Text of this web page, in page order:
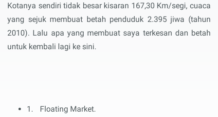
Kotanya sendiri tidak besar kisaran 167,30 Km/segi, cuaca
yang sejuk membuat betah penduduk 2.395 jiwa (tahun
2010). Lalu apa yang membuat saya terkesan dan betah
untuk kembali lagi ke sini.
1. Floating Market.